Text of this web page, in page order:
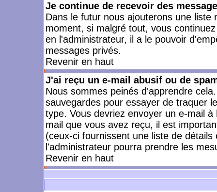
Je continue de recevoir des
Dans le futur nous ajouterons une
moment, si malgré tout, vous
en l'administrateur, il a le pouvoir
messages privés.
Revenir en haut
J'ai reçu un e-mail abusif ou de
Nous sommes peinés d'apprendre
sauvegardes pour essayer de traquer
type. Vous devriez envoyer un e-mail
mail que vous avez reçu, il est
(ceux-ci fournissent une liste de
l'administrateur pourra prendre les
Revenir en haut